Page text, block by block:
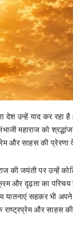
देश उन्हें याद कर रहा
महाराज को
और साहस की प्रेरणा
की जयंती पर उन्हें
और दृढ़ता का परिचय
सहकर भी अपने
और साहस की